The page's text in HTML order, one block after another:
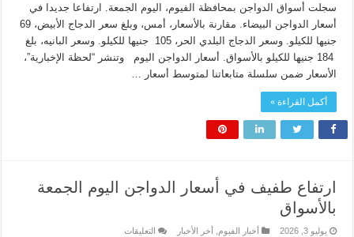
سجلت أسواق الدواجن بمحافظة الفيوم، اليوم الجمعة. ارتفاعا جديدا في
أسعار الدواجن البيضاء. مقارنة بالأسعار، أمس، وبلغ سعر الدجاج الأبيض، 69
جنيها للكيلو. وسعر الدجاج البلدي الحر، 105 جنيها للكيلو. وسعر البانيه، بلغ
184 جنيها للكيلو بالأسواق. أسعار الدواجن اليوم وتنشر “لحظة الإخبارية”،
الأسعار ضمن سلسلة متابعاتنا لمتوسط أسعار …
أكمل القراءة »
ارتفاع طفيف في أسعار الدواجن اليوم الجمعة
بالأسواق
يوليو 3, 2026 أخبار الفيوم أخر الأخبار التعليقاتعلى